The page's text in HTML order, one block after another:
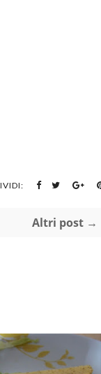
Altri post →